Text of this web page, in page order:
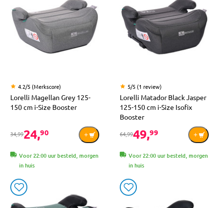
4.2/5 (Merkscore)
Lorelli Magellan Grey 125-
150 cm i-Size Booster
34,9924,90
Voor 22:00 uur besteld, morgen
in huis
5/5 (1 review)
Lorelli Matador Black Jasper
125-150 cm i-Size Isofix
Booster
64,9949,99
Voor 22:00 uur besteld, morgen
in huis